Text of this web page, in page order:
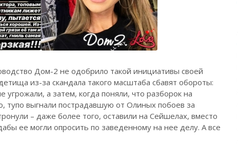
Дом-2 не одобрило такой инициативы своей
из-за скандала такого масштаба сбавят обороты:
угрожали, а затем, когда поняли, что разборок на
тупо выгнали пострадавшую от Олиных побоев за
– даже более того, оставили на Сейшелах, вместо
ее могли опросить по заведенному на нее делу. А все